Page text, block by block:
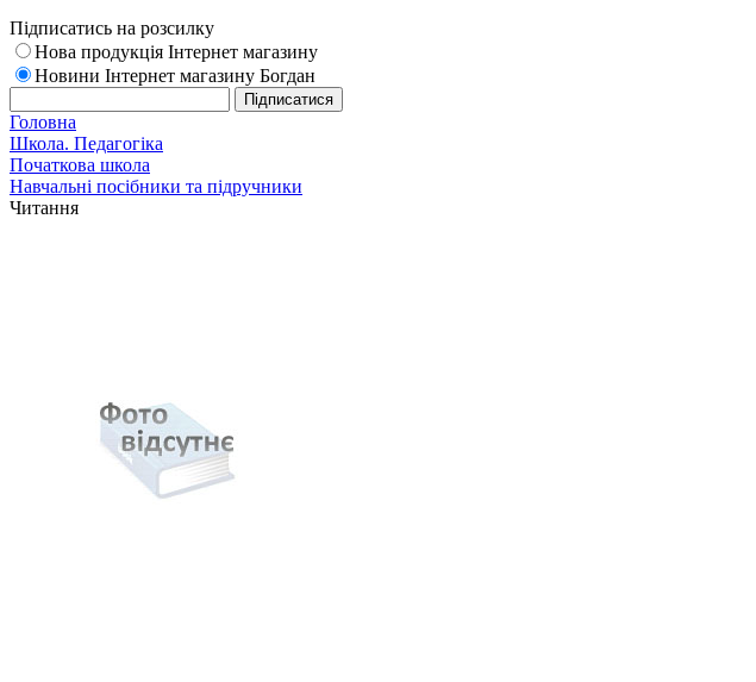
Підписатись на розсилку
Нова продукція Інтернет магазину
Новини Інтернет магазину Богдан
Головна
Школа. Педагогіка
Початкова школа
Навчальні посібники та підручники
Читання